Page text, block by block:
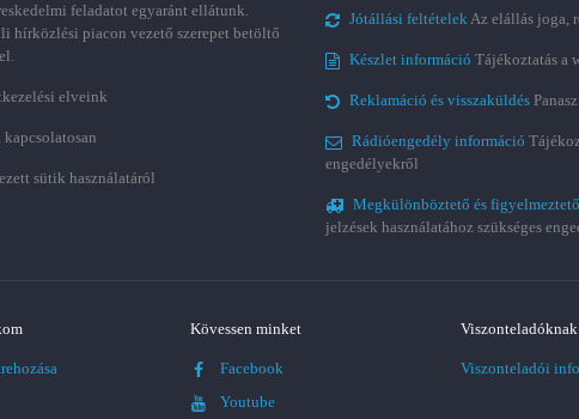
feladatot egyaránt ellátunk.
piacon vezető szerepet betöltő
elveink
sütik használatáról
Jótállási feltételekAz elállás joga,
Készlet információ Tájékoztatás a
Reklamáció és visszaküldés
Rádióengedély információ
engedélyekről
Megkülönböztető és
jelzések használatához szükséges
Kövessen minket
Facebook
Youtube
Viszonteladóknak
Viszonteladói